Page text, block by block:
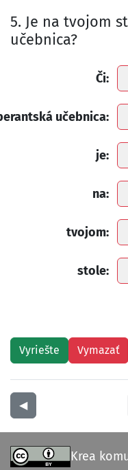
5. Je na tvojom
učebnica?
Či:
učebnica:
je:
na:
tvojom:
stole:
◀︎
Krea